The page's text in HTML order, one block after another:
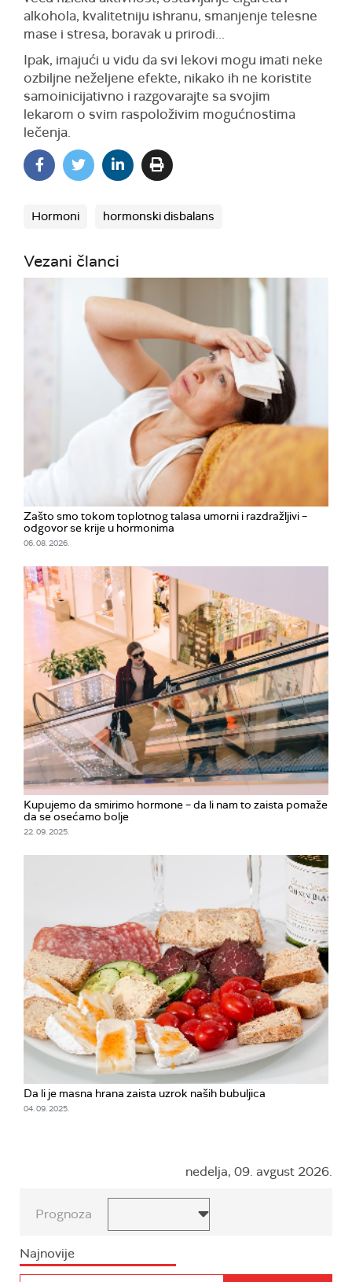
alkohola, kvalitetniju ishranu, smanjenje telesne
mase i stresa, boravak u prirodi...
Ipak, imajući u vidu da svi lekovi mogu imati neke
ozbiljne neželjene efekte, nikako ih ne koristite
samoinicijativno i razgovarajte sa svojim
lekarom o svim raspoloživim mogućnostima
lečenja.
Hormoni hormonski disbalans
Vezani članci
Zašto smo tokom toplotnog talasa umorni i razdražljivi –
odgovor se krije u hormonima
06. 08. 2026.
Kupujemo da smirimo hormone – da li nam to zaista pomaže
da se osećamo bolje
22. 09. 2025.
Da li je masna hrana zaista uzrok naših bubuljica
04. 09. 2025.
nedelja, 09. avgust 2026.
Prognoza
Najnovije